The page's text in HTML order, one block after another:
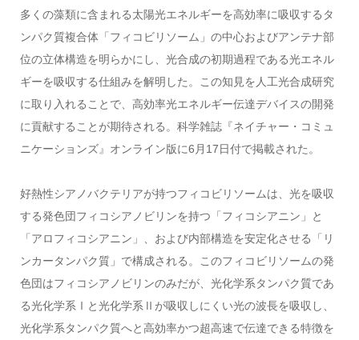
多くの藻類に含まれる太陽光エネルギーを高効率に吸収するタ
ンパク質複合体「フィコビリソーム」の中心およびアンテナ部
位の立体構造を明らかにし、光合成の初期過程である光エネル
ギーを吸収する仕組みを解明した。この知見を人工光合成研究
に取り入れることで、高効率光エネルギー伝達デバイスの開発
に貢献することが期待される。科学雑誌『ネイチャー・コミュ
ニケーションズ』オンライン版に6月17日付で掲載された。
好熱性シアノバクテリアが持つフィコビリソームは、光を吸収
する発色団フィコシアノビリンを持つ「フィコシアニン」と
「アロフィコシアニン」、および内部構造を安定化させる「リ
ンカータンパク質」で構成される。このフィコビリソームの発
色団はフィコシアノビリンのみだが、光化学系タンパク質であ
る光化学系Ⅰと光化学系Ⅱが吸収しにくい光の波長を吸収し、
光化学系タンパク質へと高効率かつ超高速で伝達できる特徴を